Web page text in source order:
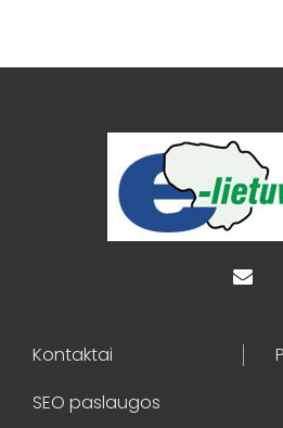
Kontaktai
SEO paslaugos